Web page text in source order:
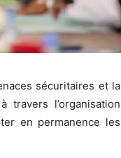
sécuritaires et la
l’organisation
en permanence les